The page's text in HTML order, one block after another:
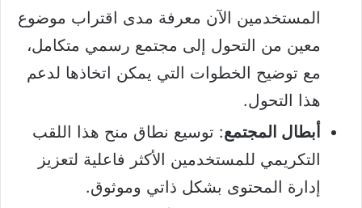
المستخدمين الآن معرفة مدى اقتراب موضوع
معين من التحول إلى مجتمع رسمي متكامل،
مع توضيح الخطوات التي يمكن اتخاذها لدعم
هذا التحول.
أبطال المجتمع: توسيع نطاق منح هذا اللقب
التكريمي للمستخدمين الأكثر فاعلية لتعزيز
إدارة المحتوى بشكل ذاتي وموثوق.